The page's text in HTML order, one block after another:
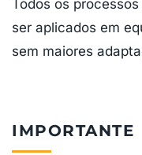
Todos os
ser aplicados em
sem maiores
IMPORTANTE